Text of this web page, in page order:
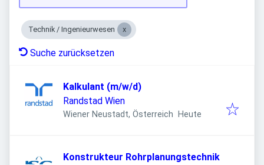
Technik / Ingenieurwesen
Suche zurücksetzen
Kalkulant (m/w/d)
Randstad Wien
Wiener Neustadt, Österreich Veröffentlicht:
Heute
Konstrukteur Rohrplanungstechnik